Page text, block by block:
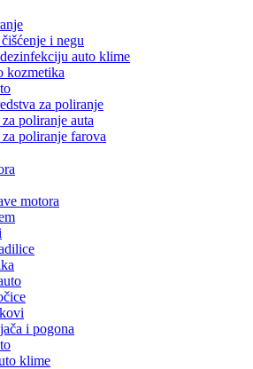
i negu
auto klime
kozmetika
za poliranje
za poliranje auta
za poliranje farova
motora
i pogona
klime